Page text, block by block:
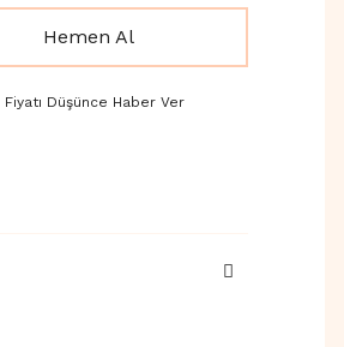
Hemen Al
Fiyatı Düşünce Haber Ver